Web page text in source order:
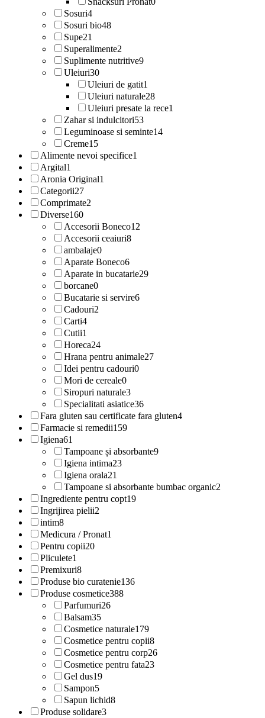
Sosuri4
Sosuri bio48
Supe21
Superalimente2
Suplimente nutritive9
Uleiuri30
Uleiuri de gatit1
Uleiuri naturale28
Uleiuri presate la rece1
Zahar si indulcitori53
Leguminoase si seminte14
Creme15
Alimente nevoi specifice1
Argital1
Aronia Original1
Categorii27
Comprimate2
Diverse160
Accesorii Boneco12
Accesorii ceaiuri8
ambalaje0
Aparate Boneco6
Aparate in bucatarie29
borcane0
Bucatarie si servire6
Cadouri2
Carti4
Cutii1
Horeca24
Hrana pentru animale27
Idei pentru cadouri0
Mori de cereale0
Siropuri naturale3
Specialitati asiatice36
Fara gluten sau certificate fara gluten4
Farmacie si remedii159
Igiena61
Tampoane și absorbante9
Igiena intima23
Igiena orala21
Tampoane si absorbante bumbac organic2
Ingrediente pentru copt19
Ingrijirea pielii2
intim8
Medicura / Pronat1
Pentru copii20
Pliculete1
Premixuri8
Produse bio curatenie136
Produse cosmetice388
Parfumuri26
Balsam35
Cosmetice naturale179
Cosmetice pentru copii8
Cosmetice pentru corp26
Cosmetice pentru fata23
Gel dus19
Sampon5
Sapun lichid8
Produse solidare3